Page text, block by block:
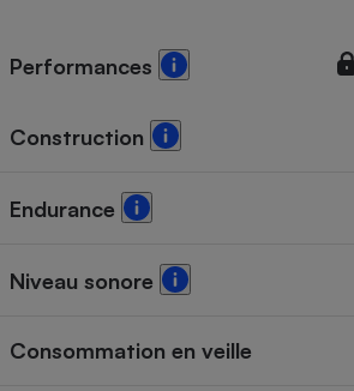
Performances
Construction
Endurance
Niveau sonore
Consommation en veille